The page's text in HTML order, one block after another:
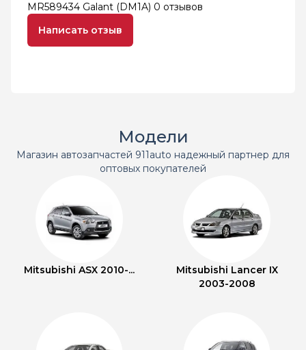
MR589434 Galant (DM1A) 0 отзывов
Написать отзыв
Модели
Магазин автозапчастей 911auto надежный партнер для
оптовых покупателей
Mitsubishi ASX 2010-...
Mitsubishi Lancer IX
2003-2008